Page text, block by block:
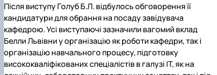
Після виступу Голуб Б.Л. відбулось обговорення її
кандидатури для обрання на посаду завідувача
кафедрою. Усі виступаючі зазначили вагомий вклад
Белли Львівни у організацію як роботи кафедри, так і
організацію навчального процесу, підготовку
висококваліфікованих спеціалістів в галузі ІТ, як на